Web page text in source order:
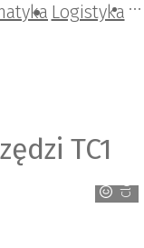
Logistyka
TC1
Cloos